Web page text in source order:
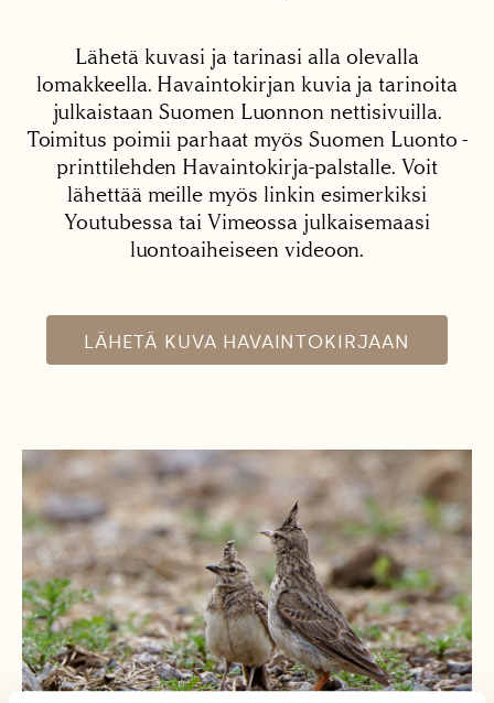
Lähetä kuvasi ja tarinasi alla olevalla
lomakkeella. Havaintokirjan kuvia ja tarinoita
julkaistaan Suomen Luonnon nettisivuilla.
Toimitus poimii parhaat myös Suomen Luonto -
printtilehden Havaintokirja-palstalle. Voit
lähettää meille myös linkin esimerkiksi
Youtubessa tai Vimeossa julkaisemaasi
luontoaiheiseen videoon.
LÄHETÄ KUVA HAVAINTOKIRJAAN